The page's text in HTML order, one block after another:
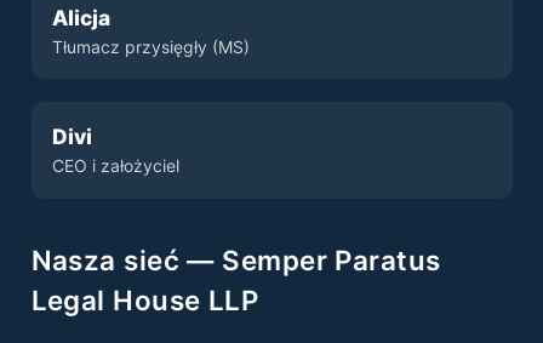
Alicja
Tłumacz przysięgły (MS)
Divi
CEO i założyciel
Nasza sieć — Semper Paratus
Legal House LLP